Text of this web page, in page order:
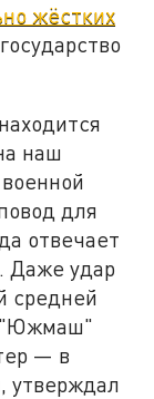
жёстких
наш
для
отвечает
Даже удар
средней
"Южмаш"
— в
утверждал